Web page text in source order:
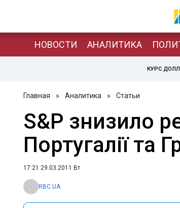
НОВОСТИ АНАЛИТИКА
КУРС
Главная » Аналитика » Статьи
S&P знизило
Португалії та
17:21 29.03.2011 Вт
RBC.UA